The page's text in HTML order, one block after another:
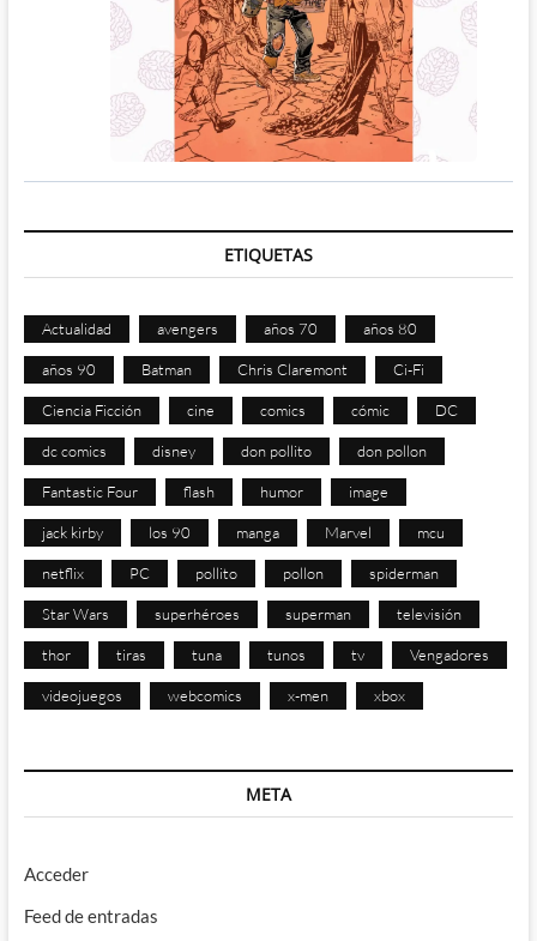
ETIQUETAS
Actualidad avengers años 70 años 80
años 90 Batman Chris Claremont Ci-Fi
Ciencia Ficción cine comics cómic DC
dc comics disney don pollito don pollon
Fantastic Four flash humor image
jack kirby los 90 manga Marvel mcu
netflix PC pollito pollon spiderman
Star Wars superhéroes superman televisión
thor tiras tuna tunos tv Vengadores
videojuegos webcomics x-men xbox
META
Acceder
Feed de entradas